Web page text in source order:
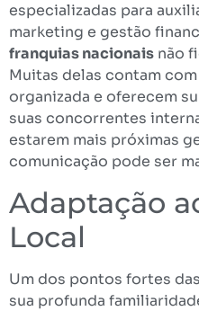
especializadas para
marketing e gestão
franquias nacionais não
Muitas delas contam
organizada e oferecem
suas concorrentes
estarem mais próximas
comunicação pode ser
Adaptação
Local
Um dos pontos fortes das
sua profunda